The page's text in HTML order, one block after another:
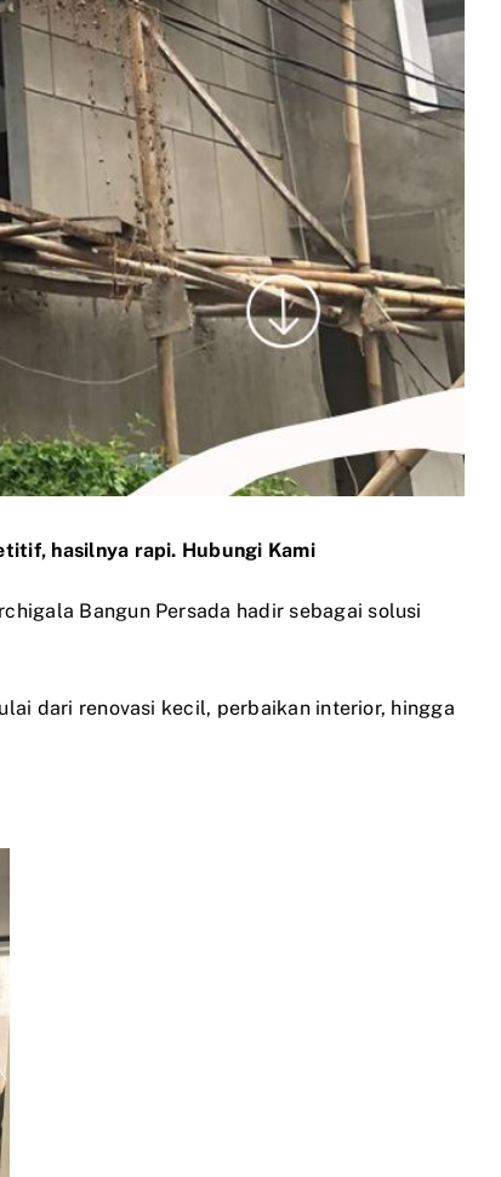
hasilnya rapi. Hubungi Kami
Bangun Persada hadir sebagai solusi
dari renovasi kecil, perbaikan interior, hingga